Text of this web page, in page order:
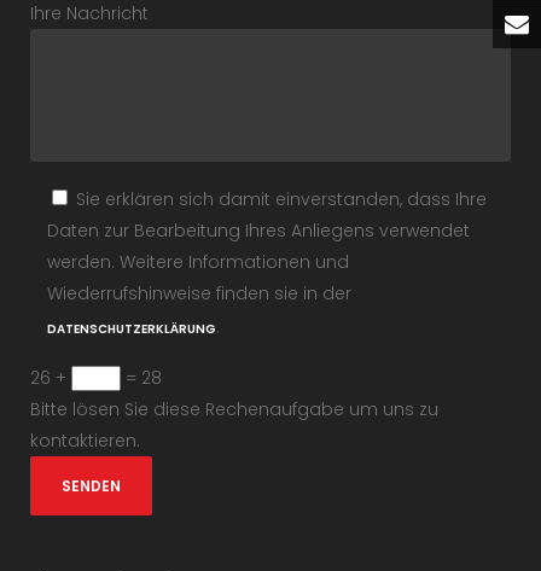
Ihre Nachricht
Sie erklären sich damit einverstanden, dass Ihre
Daten zur Bearbeitung Ihres Anliegens verwendet
werden. Weitere Informationen und
Wiederrufshinweise finden sie in der
DATENSCHUTZERKLÄRUNG.
26 +
= 28
Bitte lösen Sie diese Rechenaufgabe um uns zu
kontaktieren.